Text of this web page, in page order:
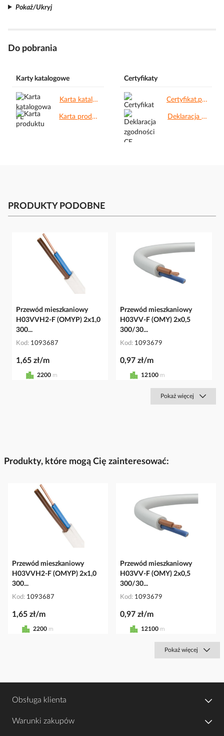
Pokaż/Ukryj
Do pobrania
Karty katalogowe
Karta katalogowa PL.pdf
Karta produktu.pdf
Certyfikaty
Certyfikat.pdf
Deklaracja zgodności CE.pdf
PRODUKTY PODOBNE
Przewód mieszkaniowy
H03VVH2-F (OMYP) 2x1,0
300...
Kod 1093687
1,65 zł/m
2200 m
Przewód mieszkaniowy
H03VV-F (OMY) 2x0,5
300/30...
Kod 1093679
0,97 zł/m
12100 m
Pokaż więcej
Produkty, które mogą Cię zainteresować:
Przewód mieszkaniowy
H03VVH2-F (OMYP) 2x1,0
300...
Kod 1093687
1,65 zł/m
2200 m
Przewód mieszkaniowy
H03VV-F (OMY) 2x0,5
300/30...
Kod 1093679
0,97 zł/m
12100 m
Pokaż więcej
Obsługa klienta
Warunki zakupów